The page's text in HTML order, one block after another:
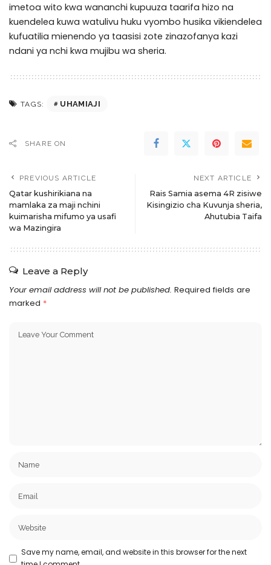
imetoa wito kwa wananchi kupuuza taarifa hizo na
kuendelea kuwa watulivu huku vyombo husika vikiendelea
kufuatilia mienendo ya taasisi zote zinazofanya kazi
ndani ya nchi kwa mujibu wa sheria.
TAGS: UHAMIAJI
SHARE ON
PREVIOUS ARTICLE
Qatar kushirikiana na
mamlaka za maji nchini
kuimarisha mifumo ya usafi
wa Mazingira
NEXT ARTICLE
Rais Samia asema 4R zisiwe
Kisingizio cha Kuvunja sheria,
Ahutubia Taifa
Leave a Reply
Your email address will not be published. Required fields are
marked *
Save my name, email, and website in this browser for the next